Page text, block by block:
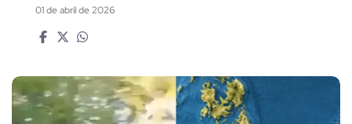
01 de abril de 2026